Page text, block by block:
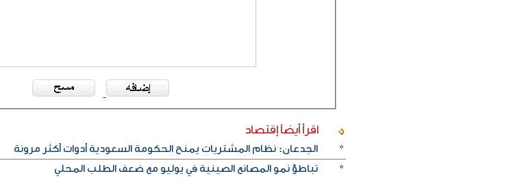
اقرأ أيضاًإقتصاد
الجدعان: نظام المشتريات يمنح الحكومة السعودية أدوات أكثر مرونة
تباطؤ نمو المصانع الصينية في يوليو مع ضعف الطلب المحلي